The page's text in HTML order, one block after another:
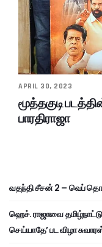
APRIL 30, 2023
மூத்தகுடி
பாரதிராஜா
வதந்தி சீசன் 2 – வெப்
ஹெச். ராஜாவை
செய்யாதே’ பட விழா